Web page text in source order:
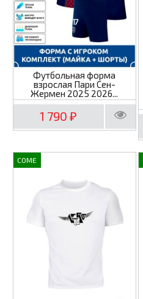
Футбольная форма
взрослая Пари Сен-
Жермен 2025 2026...
1 790₽
COME